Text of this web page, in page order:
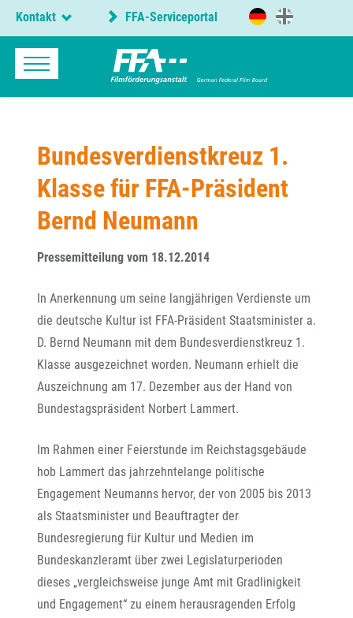
Kontakt FFA-Serviceportal
Bundesverdienstkreuz 1.
Klasse für FFA-Präsident
Bernd Neumann
Pressemitteilung vom 18.12.2014
In Anerkennung um seine langjährigen Verdienste um
die deutsche Kultur ist FFA-Präsident Staatsminister a.
D. Bernd Neumann mit dem Bundesverdienstkreuz 1.
Klasse ausgezeichnet worden. Neumann erhielt die
Auszeichnung am 17. Dezember aus der Hand von
Bundestagspräsident Norbert Lammert.
Im Rahmen einer Feierstunde im Reichstagsgebäude
hob Lammert das jahrzehntelange politische
Engagement Neumanns hervor, der von 2005 bis 2013
als Staatsminister und Beauftragter der
Bundesregierung für Kultur und Medien im
Bundeskanzleramt über zwei Legislaturperioden
dieses „vergleichsweise junge Amt mit Gradlinigkeit
und Engagement“ zu einem herausragenden Erfolg